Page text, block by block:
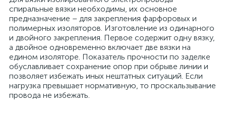
спиральные вязки необходимы, их основное
предназначение – для закрепления фарфоровых и
полимерных изоляторов. Изготовление из одинарного
и двойного закрепления. Первое содержит одну вязку,
а двойное одновременно включает две вязки на
едином изоляторе. Показатель прочности по заделке
обуславливает сохранение опор при обрыве линии и
позволяет избежать иных нештатных ситуаций. Если
нагрузка превышает нормативную, то проскальзывание
провода не избежать.